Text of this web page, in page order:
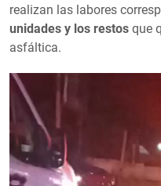
realizan las labores
unidades y los restos que
asfáltica.